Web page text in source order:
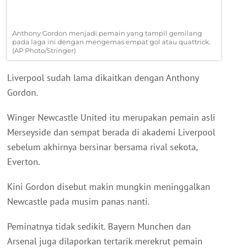
Anthony Gordon menjadi pemain yang tampil gemilang
pada laga ini dengan mengemas empat gol atau quattrick.
(AP Photo/Stringer)
Liverpool sudah lama dikaitkan dengan Anthony
Gordon.
Winger Newcastle United itu merupakan pemain asli
Merseyside dan sempat berada di akademi Liverpool
sebelum akhirnya bersinar bersama rival sekota,
Everton.
Kini Gordon disebut makin mungkin meninggalkan
Newcastle pada musim panas nanti.
Peminatnya tidak sedikit. Bayern Munchen dan
Arsenal juga dilaporkan tertarik merekrut pemain